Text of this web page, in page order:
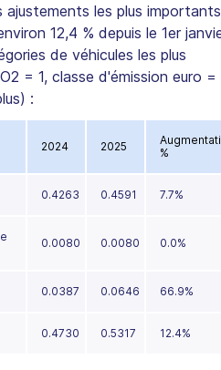
les plus
12,4 % depuis le 1er
de véhicules les plus
= 1, classe d'émission euro =
:
2024 2025
%
0.4263 0.4591 7.7%
0.0080 0.0080 0.0%
0.0387 0.0646 66.9%
0.4730 0.5317 12.4%